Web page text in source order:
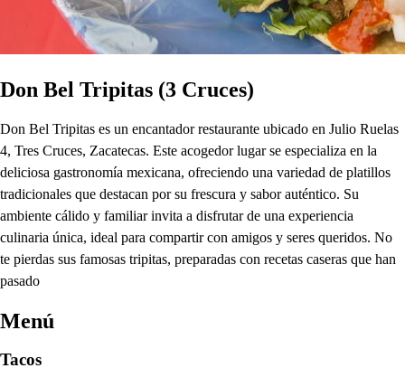
Don Bel Tripitas (3 Cruces)
Don Bel Tripitas es un encantador restaurante ubicado en Julio Ruelas
4, Tres Cruces, Zacatecas. Este acogedor lugar se especializa en la
deliciosa gastronomía mexicana, ofreciendo una variedad de platillos
tradicionales que destacan por su frescura y sabor auténtico. Su
ambiente cálido y familiar invita a disfrutar de una experiencia
culinaria única, ideal para compartir con amigos y seres queridos. No
te pierdas sus famosas tripitas, preparadas con recetas caseras que han
pasado
Menú
Tacos